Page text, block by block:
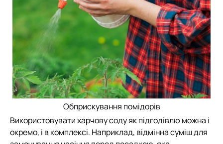
Обприскування помідорів
Використовувати харчову соду як підгодівлю можна і
окремо, і в комплексі. Наприклад, відмінна суміш для